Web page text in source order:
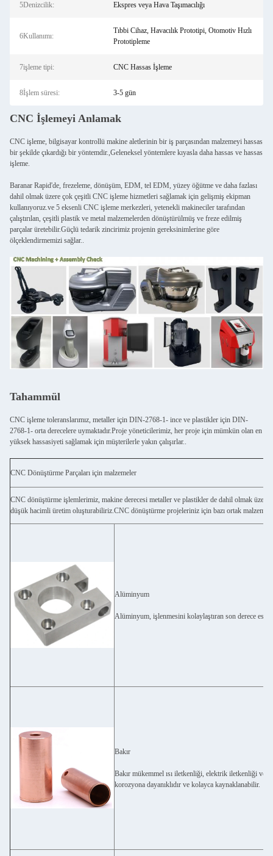
5Denizcilik: Ekspres veya Hava Taşımacılığı
6Kullanımı:
Tıbbi Cihaz, Havacılık Prototipi, Otomotiv Hızlı
Prototipleme
7işleme tipi: CNC Hassas İşleme
8İşlem süresi: 3-5 gün
CNC İşlemeyi Anlamak
CNC işleme, bilgisayar kontrollü makine aletlerinin bir iş parçasından malzemeyi hassas
bir şekilde çıkardığı bir yöntemdir.,Geleneksel yöntemlere kıyasla daha hassas ve hassas
işleme.
Baranar Rapid'de, frezeleme, dönüşüm, EDM, tel EDM, yüzey öğütme ve daha fazlası
dahil olmak üzere çok çeşitli CNC işleme hizmetleri sağlamak için gelişmiş ekipman
kullanıyoruz.ve 5 eksenli CNC işleme merkezleri, yetenekli makineciler tarafından
çalıştırılan, çeşitli plastik ve metal malzemelerden dönüştürülmüş ve freze edilmiş
parçalar üretebilir.Güçlü tedarik zincirimiz projenin gereksinimlerine göre
ölçeklendirmemizi sağlar..
Tahammül
CNC işleme toleranslarımız, metaller için DIN-2768-1- ince ve plastikler için DIN-
2768-1- orta derecelere uymaktadır.Proje yöneticilerimiz, her proje için mümkün olan en
yüksek hassasiyeti sağlamak için müşterilerle yakın çalışırlar..
CNC Dönüştürme Parçaları için malzemeler
CNC dönüştürme işlemlerimiz, makine derecesi metaller ve plastikler de dahil olmak
düşük hacimli üretim oluşturabiliriz.CNC dönüştürme projeleriniz için bazı ortak
Alüminyum
Alüminyum, işlenmesini kolaylaştıran son derece
Bakır
Bakır mükemmel ısı iletkenliği, elektrik iletkenliği ve
korozyona dayanıklıdır ve kolayca kaynaklanabilir.